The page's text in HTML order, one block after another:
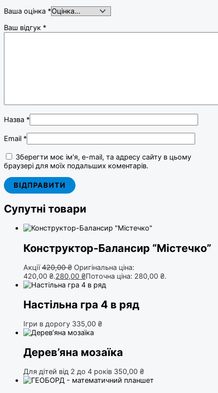
Ваша оцінка *
Ваш відгук *
Назва *
Email *
Зберегти моє ім'я, e-mail, та адресу сайту в цьому
браузері для моїх подальших коментарів.
Супутні товари
Конструктор-Балансир “Містечко”
Акції420,00₴ Оригінальна ціна:
420,00 ₴.280,00 ₴Поточна ціна: 280,00 ₴.
Настільна гра 4 в ряд
Ігри в дорогу 335,00 ₴
Дерев’яна мозаїка
Для дітей від 2 до 4 років 350,00 ₴